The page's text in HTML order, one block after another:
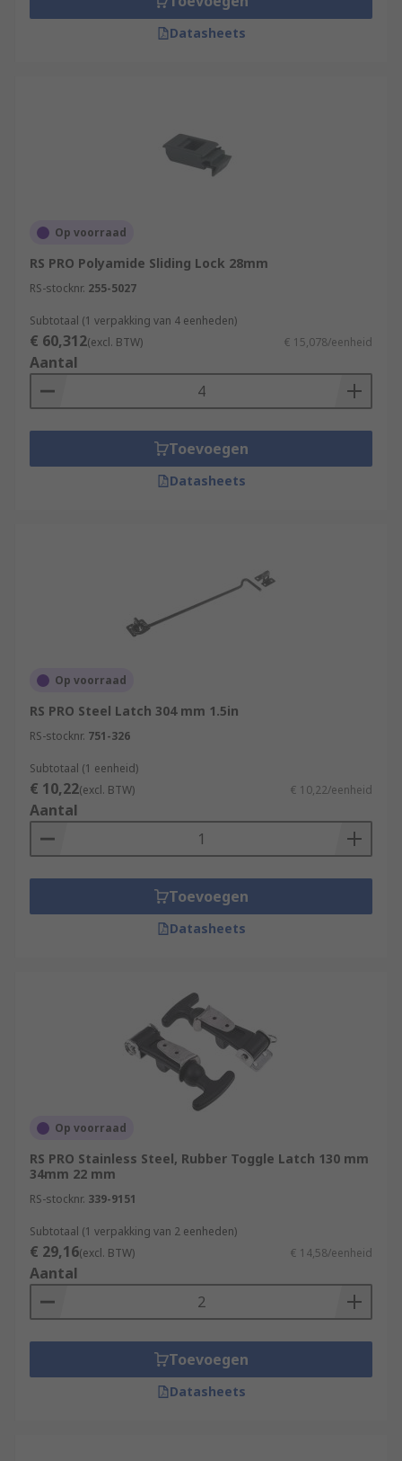
Datasheets
Op voorraad
RS PRO Polyamide Sliding Lock 28mm
RS-stocknr. 255-5027
Subtotaal (1 verpakking van 4 eenheden)
€ 60,312(excl. BTW) € 15,078/eenheid
Aantal
Toevoegen
Datasheets
Op voorraad
RS PRO Steel Latch 304 mm 1.5in
RS-stocknr. 751-326
Subtotaal (1 eenheid)
€ 10,22(excl. BTW) € 10,22/eenheid
Aantal
Toevoegen
Datasheets
Op voorraad
RS PRO Stainless Steel, Rubber Toggle Latch 130 mm
34mm 22 mm
RS-stocknr. 339-9151
Subtotaal (1 verpakking van 2 eenheden)
€ 29,16(excl. BTW) € 14,58/eenheid
Aantal
Toevoegen
Datasheets